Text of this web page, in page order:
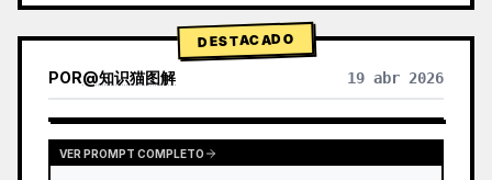
DESTACADO
POR@知识猫图解 19 abr 2026
VER PROMPT COMPLETO